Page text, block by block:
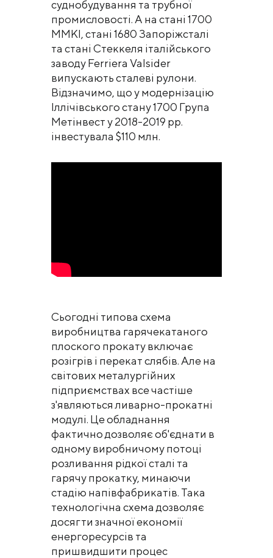
суднобудування та трубної
промисловості. А на стані 1700
ММКІ, стані 1680 Запоріжсталі
та стані Стеккеля італійського
заводу Ferriera Valsider
випускають сталеві рулони.
Відзначимо, що у модернізацію
Іллічівського стану 1700 Група
Метінвест у 2018-2019 рр.
інвестувала $110 млн.
Сьогодні типова схема
виробництва гарячекатаного
плоского прокату включає
розігрів і перекат слябів. Але на
світових металургійних
підприємствах все частіше
з'являються ливарно-прокатні
модулі. Це обладнання
фактично дозволяє об'єднати в
одному виробничому потоці
розливання рідкої сталі та
гарячу прокатку, минаючи
стадію напівфабрикатів. Така
технологічна схема дозволяє
досягти значної економії
енергоресурсів та
пришвидшити процес